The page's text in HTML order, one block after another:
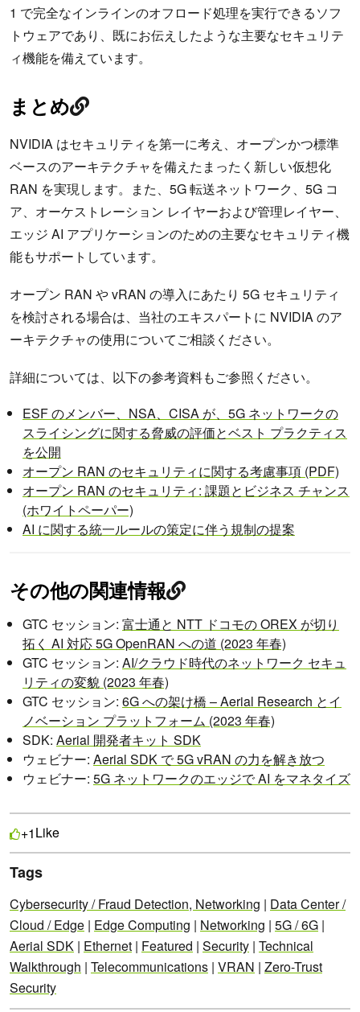
1 で完全なインラインのオフロード処理を実行できるソフ
トウェアであり、既にお伝えしたような主要なセキュリテ
ィ機能を備えています。
まとめ
NVIDIA はセキュリティを第一に考え、オープンかつ標準
ベースのアーキテクチャを備えたまったく新しい仮想化
RAN を実現します。また、5G 転送ネットワーク、5G コ
ア、オーケストレーション レイヤーおよび管理レイヤー、
エッジ AI アプリケーションのための主要なセキュリティ機
能もサポートしています。
オープン RAN や vRAN の導入にあたり 5G セキュリティ
を検討される場合は、当社のエキスパートに NVIDIA のア
ーキテクチャの使用についてご相談ください。
詳細については、以下の参考資料もご参照ください。
ESF のメンバー、NSA、CISA が、5G ネットワークの
スライシングに関する脅威の評価とベスト プラクティス
を公開
オープン RAN のセキュリティに関する考慮事項 (PDF)
オープン RAN のセキュリティ: 課題とビジネス チャンス
(ホワイトペーパー)
AI に関する統一ルールの策定に伴う規制の提案
その他の関連情報
GTC セッション: 富士通と NTT ドコモの OREX が切り
拓く AI 対応 5G OpenRAN への道 (2023 年春)
GTC セッション: AI/クラウド時代のネットワーク セキュ
リティの変貌 (2023 年春)
GTC セッション: 6G への架け橋 – Aerial Research とイ
ノベーション プラットフォーム (2023 年春)
SDK: Aerial 開発者キット SDK
ウェビナー: Aerial SDK で 5G vRAN の力を解き放つ
ウェビナー: 5G ネットワークのエッジで AI をマネタイズ
+1Like
Tags
Cybersecurity / Fraud Detection, Networking | Data Center /
Cloud / Edge | Edge Computing | Networking | 5G / 6G |
Aerial SDK | Ethernet | Featured | Security | Technical
Walkthrough | Telecommunications | VRAN | Zero-Trust
Security